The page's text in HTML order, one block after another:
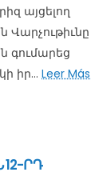
այցելող
Վարչութիւնը
գումարեց
իր... Leer Más
ՐԴ